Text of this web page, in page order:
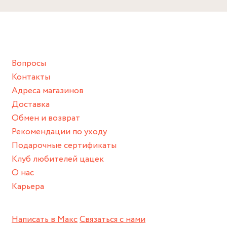
Написать в МаксСвязаться с нами
Вопросы
Контакты
Адреса магазинов
Доставка
Обмен и возврат
Рекомендации по уходу
Подарочные сертификаты
Клуб любителей цацек
О нас
Карьера